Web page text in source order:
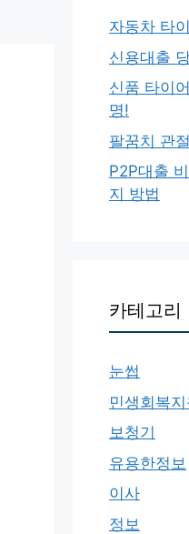
자동차 타
신용대출
신품 타이
명!
팔꿈치 관
P2P대출
지 방법
카테고리
눈썹
민생회복
보청기
유용한정보
이사
정보